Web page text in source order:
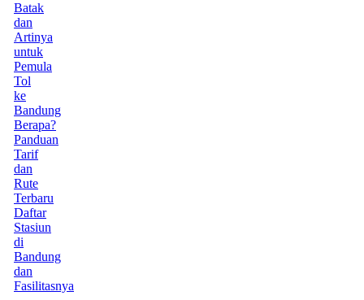
Batak
dan
Artinya
untuk
Pemula
Tol
ke
Bandung
Berapa?
Panduan
Tarif
dan
Rute
Terbaru
Daftar
Stasiun
di
Bandung
dan
Fasilitasnya